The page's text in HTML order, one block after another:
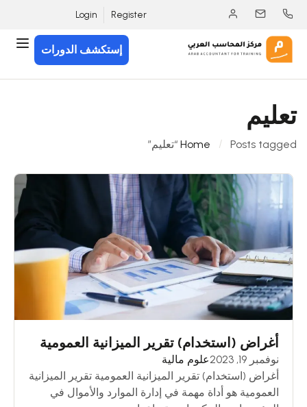
Register
Login
إستكشف الدورات
تعليم
Home Posts tagged “تعليم”
أغراض (استخدام) تقرير الميزانية العمومية
نوفمبر 19, 2023
علوم مالية
أغراض (استخدام) تقرير الميزانية العمومية تقرير الميزانية
العمومية هو أداة مهمة في إدارة الموارد والأموال في